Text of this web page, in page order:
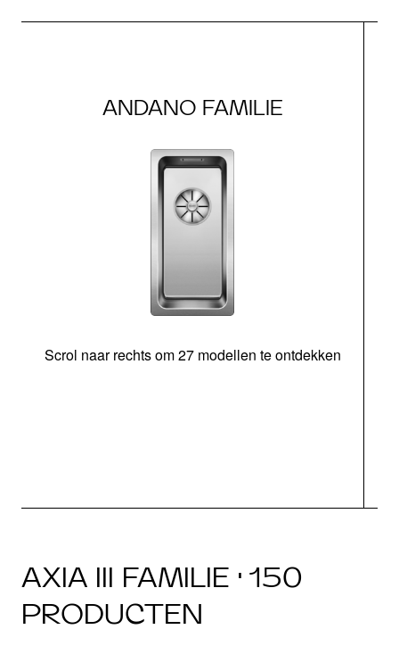
ANDANO FAMILIE
Scrol naar rechts om 27 modellen te ontdekken
AXIA III FAMILIE · 150
PRODUCTEN